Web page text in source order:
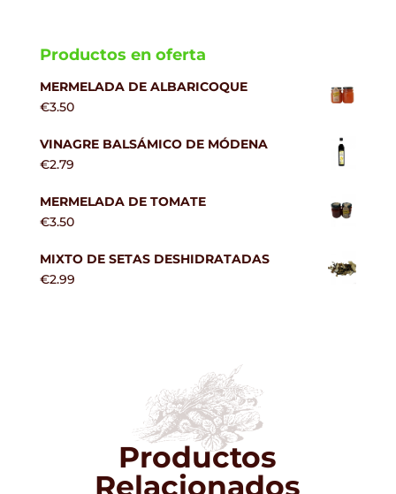
Productos en oferta
MERMELADA DE ALBARICOQUE
€3.50
VINAGRE BALSÁMICO DE MÓDENA
€2.79
MERMELADA DE TOMATE
€3.50
MIXTO DE SETAS DESHIDRATADAS
€2.99
Productos
Relacionados